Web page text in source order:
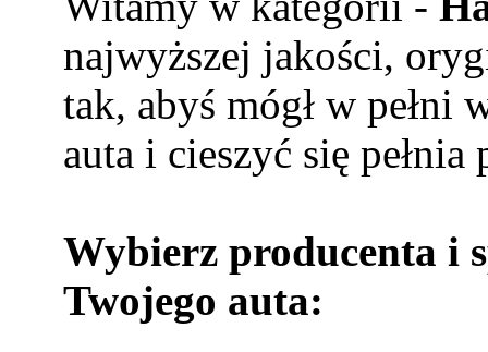
najwyższej jakości,
tak, abyś mógł w pełni
auta i cieszyć się
Wybierz producenta i
Twojego auta: